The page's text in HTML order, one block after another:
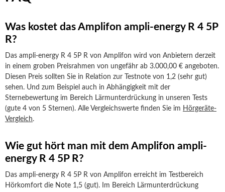
Was kostet das Amplifon ampli-energy R 4 5P
R?
Das ampli-energy R 4 5P R von Amplifon wird von Anbietern derzeit
in einem groben Preisrahmen von ungefähr ab 3.000,00 € angeboten.
Diesen Preis sollten Sie in Relation zur Testnote von 1,2 (sehr gut)
sehen. Und zum Beispiel auch in Abhängigkeit mit der
Sternebewertung im Bereich Lärmunterdrückung in unseren Tests
(gute 4 von 5 Sternen). Alle Vergleichswerte finden Sie im Hörgeräte-
Vergleich.
Wie gut hört man mit dem Amplifon ampli-
energy R 4 5P R?
Das ampli-energy R 4 5P R von Amplifon erreicht im Testbereich
Hörkomfort die Note 1,5 (gut). Im Bereich Lärmunterdrückung